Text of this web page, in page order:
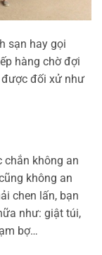
sạn hay gọi
hàng chờ đợi
được đối xử như
chắn không an
không an
chen lấn, bạn
như: giật túi,
bợ…